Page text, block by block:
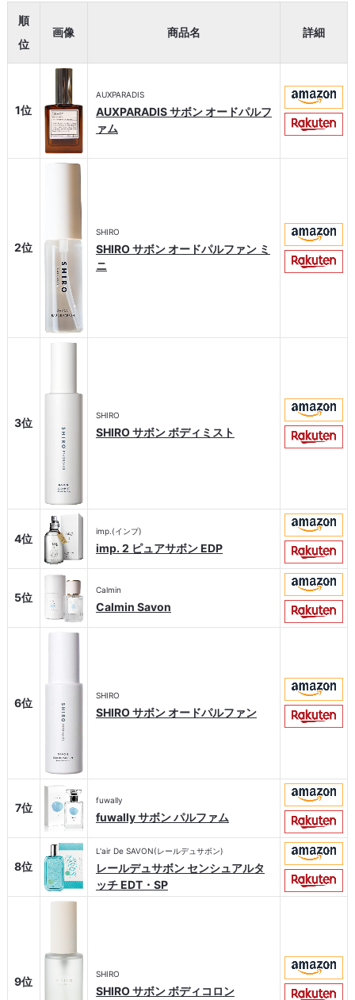
順
位
画像 商品名 詳細
1位
AUXPARADIS
AUXPARADIS サボン オードパルフ
ァム
2位
SHIRO
SHIRO サボン オードパルファン ミ
ニ
3位
SHIRO
SHIRO サボン ボディミスト
4位
imp.(インプ)
imp. 2 ピュアサボン EDP
5位
Calmin
Calmin Savon
6位
SHIRO
SHIRO サボン オードパルファン
7位
fuwally
fuwally サボン パルファム
8位
L'air De SAVON(レールデュサボン)
レールデュサボン センシュアルタ
ッチ EDT・SP
9位
SHIRO
SHIRO サボン ボディコロン